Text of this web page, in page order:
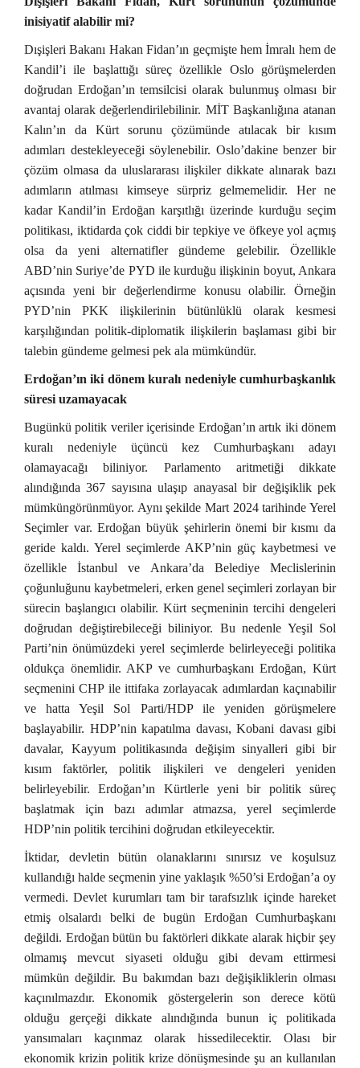
inisiyatif alabilir mi?
Dışişleri Bakanı Hakan Fidan’ın geçmişte hem İmralı hem de
Kandil’i ile başlattığı süreç özellikle Oslo görüşmelerden
doğrudan Erdoğan’ın temsilcisi olarak bulunmuş olması bir
avantaj olarak değerlendirilebilinir. MİT Başkanlığına atanan
Kalın’ın da Kürt sorunu çözümünde atılacak bir kısım
adımları destekleyeceği söylenebilir. Oslo’dakine benzer bir
çözüm olmasa da uluslararası ilişkiler dikkate alınarak bazı
adımların atılması kimseye sürpriz gelmemelidir. Her ne
kadar Kandil’in Erdoğan karşıtlığı üzerinde kurduğu seçim
politikası, iktidarda çok ciddi bir tepkiye ve öfkeye yol açmış
olsa da yeni alternatifler gündeme gelebilir. Özellikle
ABD’nin Suriye’de PYD ile kurduğu ilişkinin boyut, Ankara
açısında yeni bir değerlendirme konusu olabilir. Örneğin
PYD’nin PKK ilişkilerinin bütünlüklü olarak kesmesi
karşılığından politik-diplomatik ilişkilerin başlaması gibi bir
talebin gündeme gelmesi pek ala mümkündür.
Erdoğan’ın iki dönem kuralı nedeniyle cumhurbaşkanlık
süresi uzamayacak
Bugünkü politik veriler içerisinde Erdoğan’ın artık iki dönem
kuralı nedeniyle üçüncü kez Cumhurbaşkanı adayı
olamayacağı biliniyor. Parlamento aritmetiği dikkate
alındığında 367 sayısına ulaşıp anayasal bir değişiklik pek
mümküngörünmüyor. Aynı şekilde Mart 2024 tarihinde Yerel
Seçimler var. Erdoğan büyük şehirlerin önemi bir kısmı da
geride kaldı. Yerel seçimlerde AKP’nin güç kaybetmesi ve
özellikle İstanbul ve Ankara’da Belediye Meclislerinin
çoğunluğunu kaybetmeleri, erken genel seçimleri zorlayan bir
sürecin başlangıcı olabilir. Kürt seçmeninin tercihi dengeleri
doğrudan değiştirebileceği biliniyor. Bu nedenle Yeşil Sol
Parti’nin önümüzdeki yerel seçimlerde belirleyeceği politika
oldukça önemlidir. AKP ve cumhurbaşkanı Erdoğan, Kürt
seçmenini CHP ile ittifaka zorlayacak adımlardan kaçınabilir
ve hatta Yeşil Sol Parti/HDP ile yeniden görüşmelere
başlayabilir. HDP’nin kapatılma davası, Kobani davası gibi
davalar, Kayyum politikasında değişim sinyalleri gibi bir
kısım faktörler, politik ilişkileri ve dengeleri yeniden
belirleyebilir. Erdoğan’ın Kürtlerle yeni bir politik süreç
başlatmak için bazı adımlar atmazsa, yerel seçimlerde
HDP’nin politik tercihini doğrudan etkileyecektir.
İktidar, devletin bütün olanaklarını sınırsız ve koşulsuz
kullandığı halde seçmenin yine yaklaşık %50’si Erdoğan’a oy
vermedi. Devlet kurumları tam bir tarafsızlık içinde hareket
etmiş olsalardı belki de bugün Erdoğan Cumhurbaşkanı
değildi. Erdoğan bütün bu faktörleri dikkate alarak hiçbir şey
olmamış mevcut siyaseti olduğu gibi devam ettirmesi
mümkün değildir. Bu bakımdan bazı değişikliklerin olması
kaçınılmazdır. Ekonomik göstergelerin son derece kötü
olduğu gerçeği dikkate alındığında bunun iç politikada
yansımaları kaçınmaz olarak hissedilecektir. Olası bir
ekonomik krizin politik krize dönüşmesinde şu an kullanılan